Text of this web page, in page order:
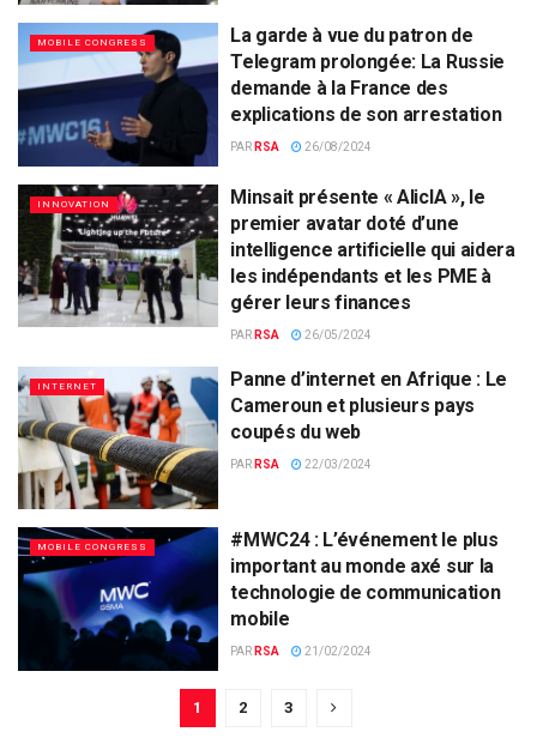
MOBILE CONGRESS
La garde à vue du patron de
Telegram prolongée: La Russie
demande à la France des
explications de son arrestation
PAR RSA 26/08/2024
INNOVATION
Minsait présente « AlicIA », le
premier avatar doté d’une
intelligence artificielle qui aidera
les indépendants et les PME à
gérer leurs finances
PAR RSA 26/05/2024
INTERNET
Panne d’internet en Afrique : Le
Cameroun et plusieurs pays
coupés du web
PAR RSA 22/03/2024
MOBILE CONGRESS
#MWC24 : L’événement le plus
important au monde axé sur la
technologie de communication
mobile
PAR RSA 21/02/2024
1 2 3